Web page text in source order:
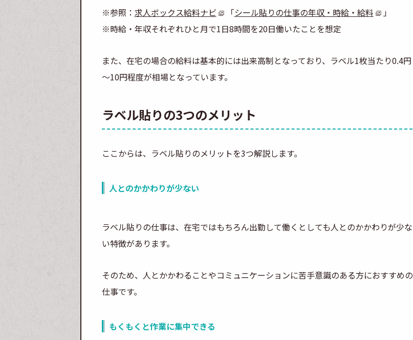
※参照： 求人ボックス給料ナビ 「シール貼りの仕事の年収・時給・給料
」
※時給・年収それぞれひと月で1日8時間を20日働いたことを想定
また、在宅の場合の給料は基本的には出来高制となっており、ラベル1枚当たり0.4円
～10円程度が相場となっています。
ラベル貼りの3つのメリット
ここからは、ラベル貼りのメリットを3つ解説します。
人とのかかわりが少ない
ラベル貼りの仕事は、在宅ではもちろん出勤して働くとしても人とのかかわりが少な
い特徴があります。
そのため、人とかかわることやコミュニケーションに苦手意識のある方におすすめの
仕事です。
もくもくと作業に集中できる